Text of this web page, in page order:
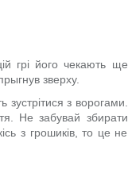
грі його чекають ще
зверху.
зустрітися з ворогами.
Не забувай збирати
з грошиків, то це не